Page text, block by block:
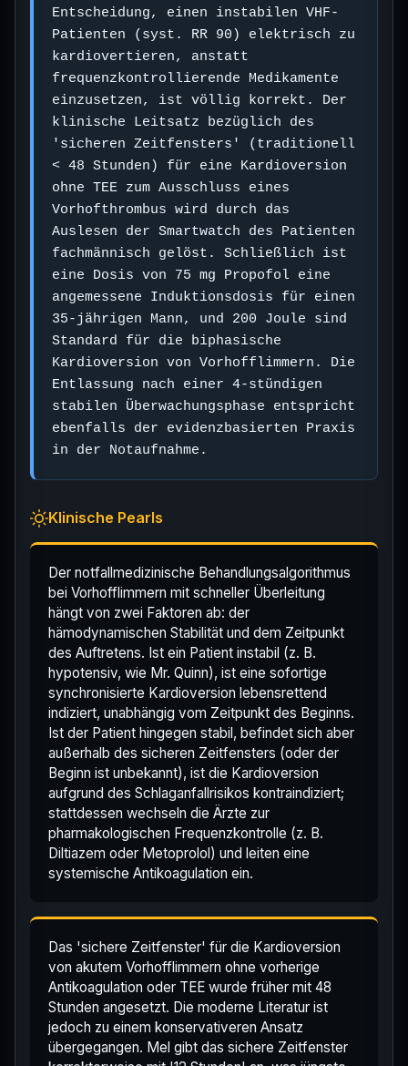
Entscheidung, einen instabilen VHF-
Patienten (syst. RR 90) elektrisch zu
kardiovertieren, anstatt
frequenzkontrollierende Medikamente
einzusetzen, ist völlig korrekt. Der
klinische Leitsatz bezüglich des
'sicheren Zeitfensters' (traditionell
< 48 Stunden) für eine Kardioversion
ohne TEE zum Ausschluss eines
Vorhofthrombus wird durch das
Auslesen der Smartwatch des Patienten
fachmännisch gelöst. Schließlich ist
eine Dosis von 75 mg Propofol eine
angemessene Induktionsdosis für einen
35-jährigen Mann, und 200 Joule sind
Standard für die biphasische
Kardioversion von Vorhofflimmern. Die
Entlassung nach einer 4-stündigen
stabilen Überwachungsphase entspricht
ebenfalls der evidenzbasierten Praxis
in der Notaufnahme.
Klinische Pearls
Der notfallmedizinische Behandlungsalgorithmus
bei Vorhofflimmern mit schneller Überleitung
hängt von zwei Faktoren ab: der
hämodynamischen Stabilität und dem Zeitpunkt
des Auftretens. Ist ein Patient instabil (z. B.
hypotensiv, wie Mr. Quinn), ist eine sofortige
synchronisierte Kardioversion lebensrettend
indiziert, unabhängig vom Zeitpunkt des Beginns.
Ist der Patient hingegen stabil, befindet sich aber
außerhalb des sicheren Zeitfensters (oder der
Beginn ist unbekannt), ist die Kardioversion
aufgrund des Schlaganfallrisikos kontraindiziert;
stattdessen wechseln die Ärzte zur
pharmakologischen Frequenzkontrolle (z. B.
Diltiazem oder Metoprolol) und leiten eine
systemische Antikoagulation ein.
Das 'sichere Zeitfenster' für die Kardioversion
von akutem Vorhofflimmern ohne vorherige
Antikoagulation oder TEE wurde früher mit 48
Stunden angesetzt. Die moderne Literatur ist
jedoch zu einem konservativeren Ansatz
übergegangen. Mel gibt das sichere Zeitfenster